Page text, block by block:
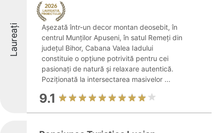
Laureați
Așezată într-un decor montan deosebit, în
centrul Munților Apuseni, în satul Remeți din
județul Bihor, Cabana Valea Iadului
constituie o opțiune potrivită pentru cei
pasionați de natură și relaxare autentică.
Poziționată la intersectarea masivelor ...
9.1